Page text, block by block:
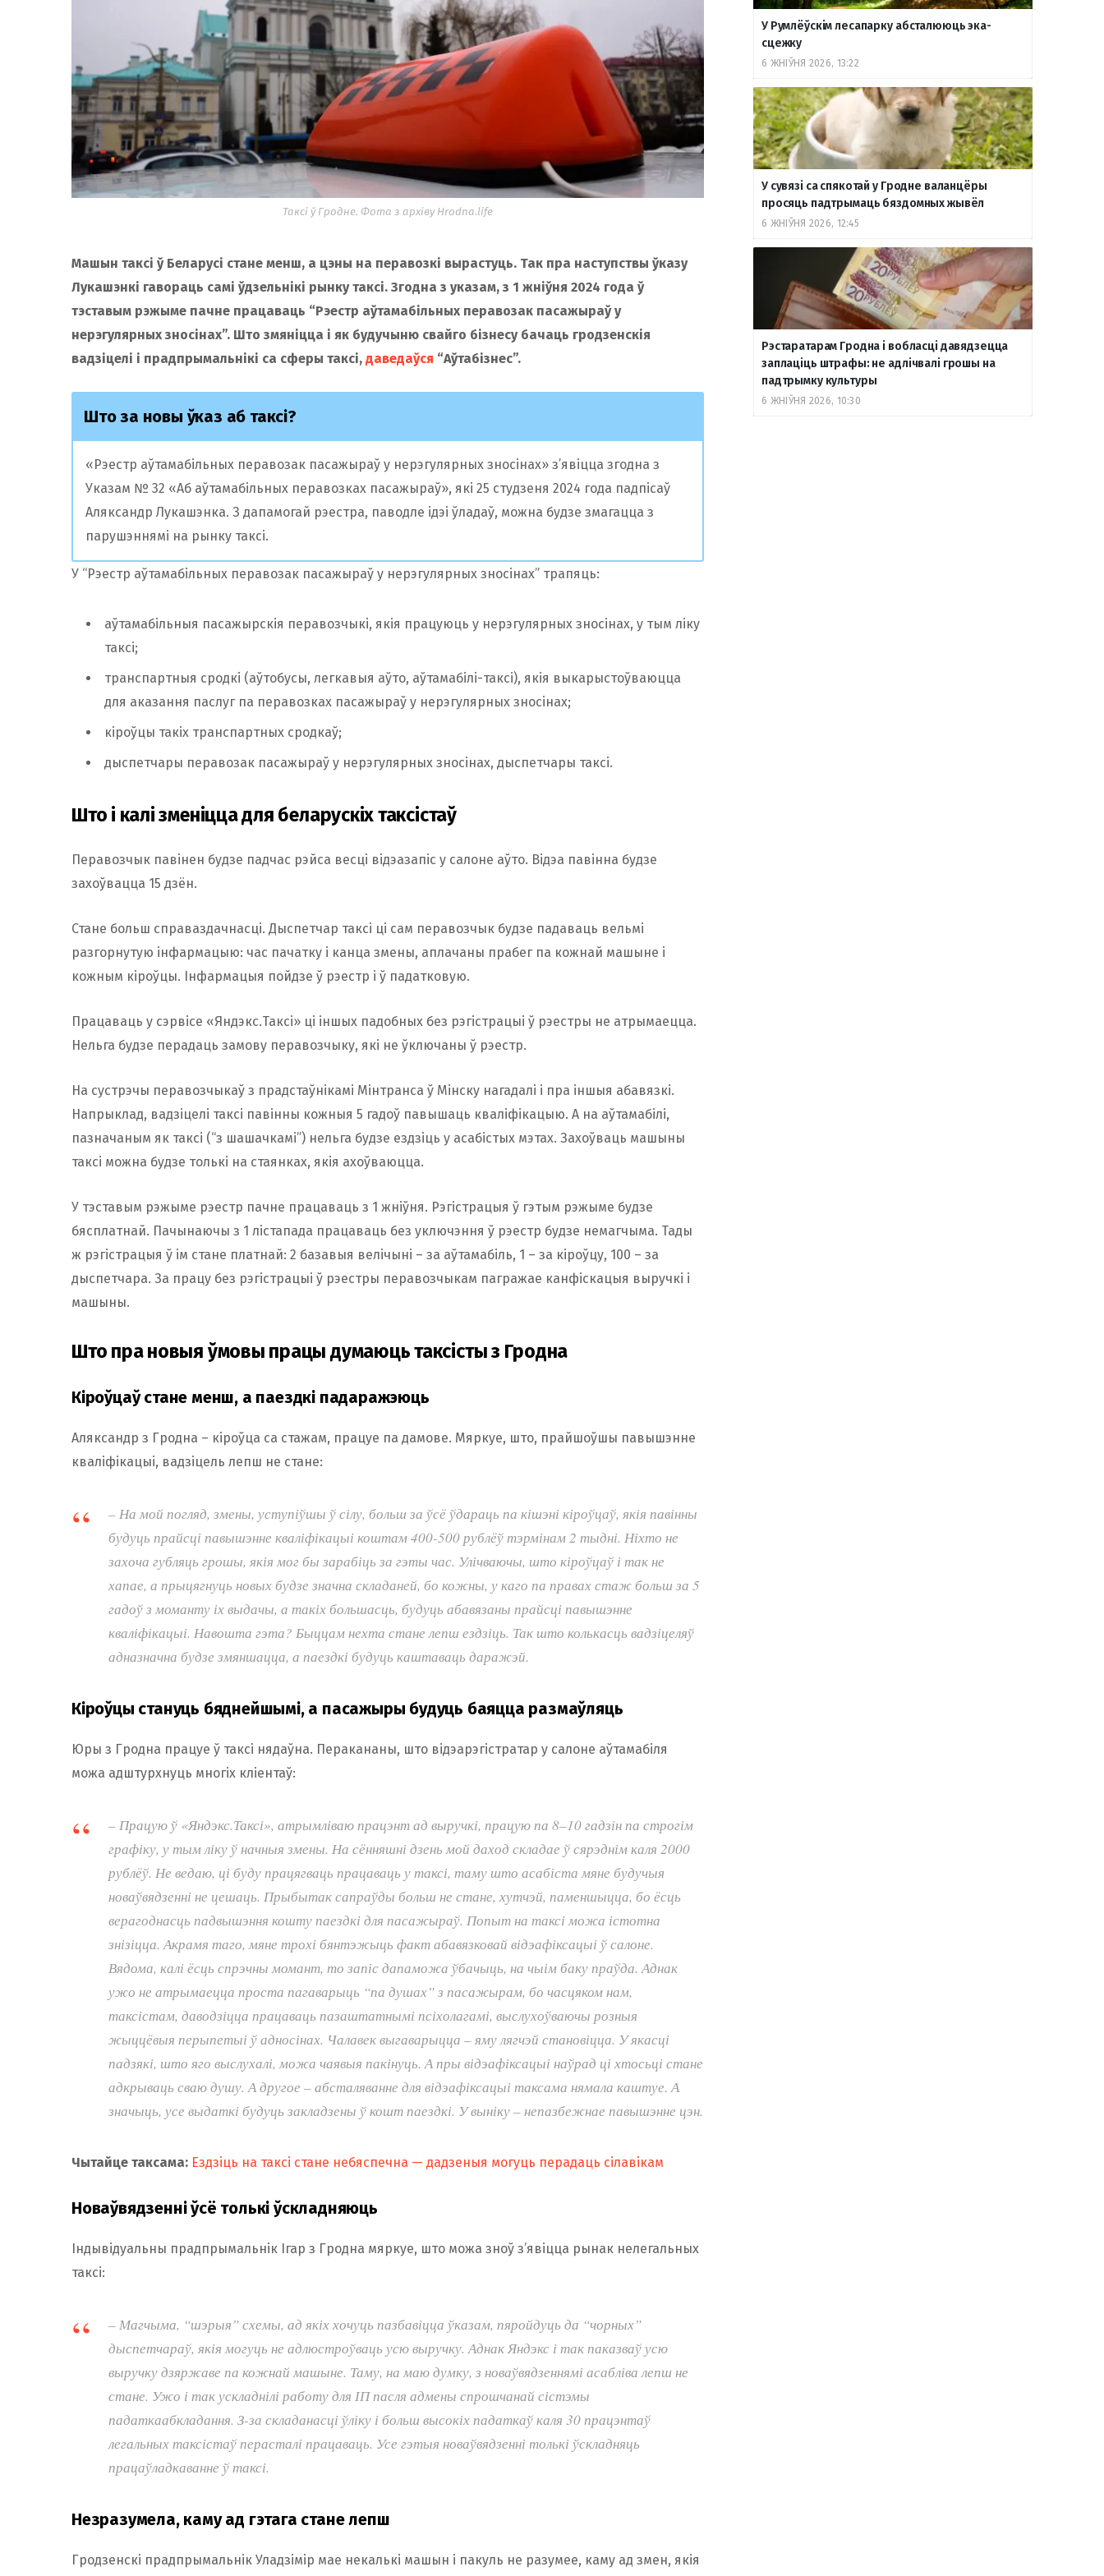
Таксі ў Гродне. Фота з архіву Hrodna.life
Машын таксі ў Беларусі стане менш, а цэны на перавозкі вырастуць. Так пра наступствы ўказу
Лукашэнкі гавораць самі ўдзельнікі рынку таксі. Згодна з указам, з 1 жніўня 2024 года ў
тэставым рэжыме пачне працаваць “Рэестр аўтамабільных перавозак пасажыраў у
нерэгулярных зносінах”. Што змяніцца і як будучыню свайго бізнесу бачаць гродзенскія
вадзіцелі і прадпрымальнікі са сферы таксі, даведаўся “Аўтабізнес”.
Што за новы ўказ аб таксі?
«Рэестр аўтамабільных перавозак пасажыраў у нерэгулярных зносінах» з’явіцца згодна з
Указам № 32 «Аб аўтамабільных перавозках пасажыраў», які 25 студзеня 2024 года падпісаў
Аляксандр Лукашэнка. З дапамогай рэестра, паводле ідэі ўладаў, можна будзе змагацца з
парушэннямі на рынку таксі.
У “Рэестр аўтамабільных перавозак пасажыраў у нерэгулярных зносінах” трапяць:
аўтамабільныя пасажырскія перавозчыкі, якія працуюць у нерэгулярных зносінах, у тым ліку
таксі;
транспартныя сродкі (аўтобусы, легкавыя аўто, аўтамабілі-таксі), якія выкарыстоўваюцца
для аказання паслуг па перавозках пасажыраў у нерэгулярных зносінах;
кіроўцы такіх транспартных сродкаў;
дыспетчары перавозак пасажыраў у нерэгулярных зносінах, дыспетчары таксі.
Што і калі зменіцца для беларускіх таксістаў
Перавозчык павінен будзе падчас рэйса весці відэазапіс у салоне аўто. Відэа павінна будзе
захоўвацца 15 дзён.
Стане больш справаздачнасці. Дыспетчар таксі ці сам перавозчык будзе падаваць вельмі
разгорнутую інфармацыю: час пачатку і канца змены, аплачаны прабег па кожнай машыне і
кожным кіроўцы. Інфармацыя пойдзе ў рэестр і ў падатковую.
Працаваць у сэрвісе «Яндэкс.Таксі» ці іншых падобных без рэгістрацыі ў рэестры не атрымаецца.
Нельга будзе перадаць замову перавозчыку, які не ўключаны ў рэестр.
На сустрэчы перавозчыкаў з прадстаўнікамі Мінтранса ў Мінску нагадалі і пра іншыя абавязкі.
Напрыклад, вадзіцелі таксі павінны кожныя 5 гадоў павышаць кваліфікацыю. А на аўтамабілі,
пазначаным як таксі (“з шашачкамі”) нельга будзе ездзіць у асабістых мэтах. Захоўваць машыны
таксі можна будзе толькі на стаянках, якія ахоўваюцца.
У тэставым рэжыме рэестр пачне працаваць з 1 жніўня. Рэгістрацыя ў гэтым рэжыме будзе
бясплатнай. Пачынаючы з 1 лістапада працаваць без уключэння ў рэестр будзе немагчыма. Тады
ж рэгістрацыя ў ім стане платнай: 2 базавыя велічыні – за аўтамабіль, 1 – за кіроўцу, 100 – за
дыспетчара. За працу без рэгістрацыі ў рэестры перавозчыкам пагражае канфіскацыя выручкі і
машыны.
Што пра новыя ўмовы працы думаюць таксісты з Гродна
Кіроўцаў стане менш, а паездкі падаражэюць
Аляксандр з Гродна – кіроўца са стажам, працуе па дамове. Мяркуе, што, прайшоўшы павышэнне
кваліфікацыі, вадзіцель лепш не стане:
– На мой погляд, змены, уступіўшы ў сілу, больш за ўсё ўдараць па кішэні кіроўцаў, якія павінны
будуць прайсці павышэнне кваліфікацыі коштам 400-500 рублёў тэрмінам 2 тыдні. Ніхто не
захоча губляць грошы, якія мог бы зарабіць за гэты час. Улічваючы, што кіроўцаў і так не
хапае, а прыцягнуць новых будзе значна складаней, бо кожны, у каго па правах стаж больш за 5
гадоў з моманту іх выдачы, а такіх большасць, будуць абавязаны прайсці павышэнне
кваліфікацыі. Навошта гэта? Быццам нехта стане лепш ездзіць. Так што колькасць вадзіцеляў
адназначна будзе змяншацца, а паездкі будуць каштаваць даражэй.
Кіроўцы стануць бяднейшымі, а пасажыры будуць баяцца размаўляць
Юры з Гродна працуе ў таксі нядаўна. Перакананы, што відэарэгістратар у салоне аўтамабіля
можа адштурхнуць многіх кліентаў:
– Працую ў «Яндэкс.Таксі», атрымліваю працэнт ад выручкі, працую па 8–10 гадзін па строгім
графіку, у тым ліку ў начныя змены. На сённяшні дзень мой даход складае ў сярэднім каля 2000
рублёў. Не ведаю, ці буду працягваць працаваць у таксі, таму што асабіста мяне будучыя
новаўвядзенні не цешаць. Прыбытак сапраўды больш не стане, хутчэй, паменшыцца, бо ёсць
верагоднасць падвышэння кошту паездкі для пасажыраў. Попыт на таксі можа істотна
знізіцца. Акрамя таго, мяне трохі бянтэжыць факт абавязковай відэафіксацыі ў салоне.
Вядома, калі ёсць спрэчны момант, то запіс дапаможа ўбачыць, на чыім баку праўда. Аднак
ужо не атрымаецца проста пагаварыць “па душах” з пасажырам, бо часцяком нам,
таксістам, даводзіцца працаваць пазаштатнымі псіхолагамі, выслухоўваючы розныя
жыццёвыя перыпетыі ў адносінах. Чалавек выгаварыцца – яму лягчэй становіцца. У якасці
падзякі, што яго выслухалі, можа чаявыя пакінуць. А пры відэафіксацыі наўрад ці хтосьці стане
адкрываць сваю душу. А другое – абсталяванне для відэафіксацыі таксама нямала каштуе. А
значыць, усе выдаткі будуць закладзены ў кошт паездкі. У выніку – непазбежнае павышэнне цэн.
Чытайце таксама: Ездзіць на таксі стане небяспечна — дадзеныя могуць перадаць сілавікам
Новаўвядзенні ўсё толькі ўскладняюць
Індывідуальны прадпрымальнік Ігар з Гродна мяркуе, што можа зноў з’явіцца рынак нелегальных
таксі:
– Магчыма, “шэрыя” схемы, ад якіх хочуць пазбавіцца ўказам, пяройдуць да “чорных”
дыспетчараў, якія могуць не адлюстроўваць усю выручку. Аднак Яндэкс і так паказваў усю
выручку дзяржаве па кожнай машыне. Таму, на маю думку, з новаўвядзеннямі асабліва лепш не
стане. Ужо і так ускладнілі работу для ІП пасля адмены спрошчанай сістэмы
падаткаабкладання. З-за складанасці ўліку і больш высокіх падаткаў каля 30 працэнтаў
легальных таксістаў перасталі працаваць. Усе гэтыя новаўвядзенні толькі ўскладняць
працаўладкаванне ў таксі.
Незразумела, каму ад гэтага стане лепш
Гродзенскі прадпрымальнік Уладзімір мае некалькі машын і пакуль не разумее, каму ад змен, якія
У Румлёўскім лесапарку абсталююць эка-
сцежку
6 ЖНІЎНЯ 2026, 13:22
У сувязі са спякотай у Гродне валанцёры
просяць падтрымаць бяздомных жывёл
6 ЖНІЎНЯ 2026, 12:45
Рэстаратарам Гродна і вобласці давядзецца
заплаціць штрафы: не адлічвалі грошы на
падтрымку культуры
6 ЖНІЎНЯ 2026, 10:30